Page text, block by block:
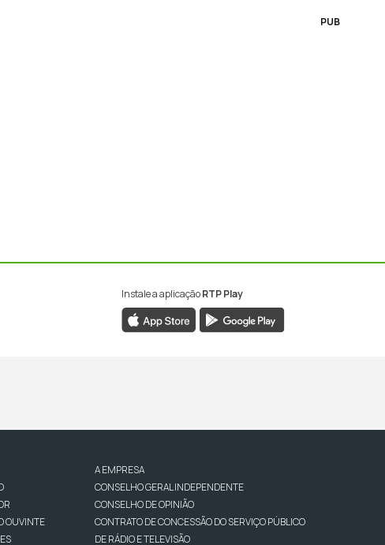
PUB
Instale a aplicaçãoRTP Play
OUVINTE
A EMPRESA
CONSELHO GERAL INDEPENDENTE
CONSELHO DE OPINIÃO
CONTRATO DE CONCESSÃO DO SERVIÇO PÚBLICO
DE RÁDIO E TELEVISÃO